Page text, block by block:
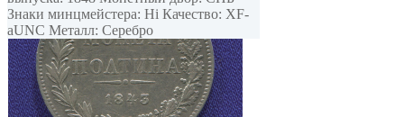
Знаки минцмейстера: Hi Качество: XF-
aUNC Металл: Серебро